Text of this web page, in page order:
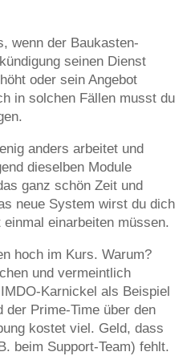
wenn der Baukasten-
seinen Dienst
oder sein Angebot
in solchen Fällen musst du
anders arbeitet und
dieselben Module
ganz schön Zeit und
neue System wirst du dich
einarbeiten müssen.
hoch im Kurs. Warum?
und vermeintlich
Karnickel als Beispiel
der Prime-Time über den
kostet viel. Geld, dass
beim Support-Team) fehlt.